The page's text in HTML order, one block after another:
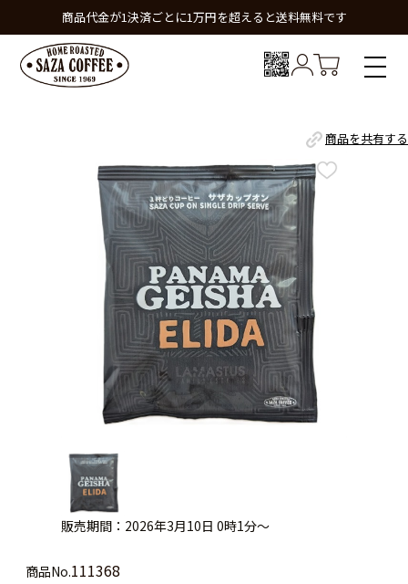
商品代金が1決済ごとに1万円を超えると送料無料です
商品を共有する
販売期間：2026年3月10日 0時1分～
商品No.111368